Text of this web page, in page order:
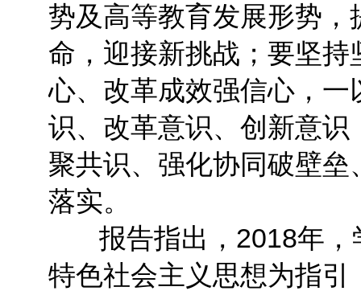
势及高等教育发展形势
命，迎接新挑战；要坚
心、改革成效强信心，
识、改革意识、创新意
聚共识、强化协同破壁
落实。
报告指出，2018年，
特色社会主义思想为指